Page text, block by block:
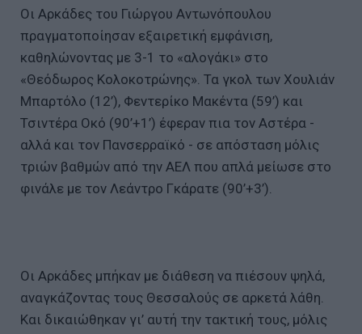
Οι Αρκάδες του Γιώργου Αντωνόπουλου
πραγματοποίησαν εξαιρετική εμφάνιση,
καθηλώνοντας με 3-1 το «αλογάκι» στο
«Θεόδωρος Κολοκοτρώνης». Τα γκολ των Χουλιάν
Μπαρτόλο (12’), Φεντερίκο Μακέντα (59’) και
Τσιντέρα Οκό (90’+1’) έφεραν πια τον Αστέρα -
αλλά και τον Πανσερραϊκό - σε απόσταση μόλις
τριών βαθμών από την ΑΕΛ που απλά μείωσε στο
φινάλε με τον Λεάντρο Γκάρατε (90’+3’).
Οι Αρκάδες μπήκαν με διάθεση να πιέσουν ψηλά,
αναγκάζοντας τους Θεσσαλούς σε αρκετά λάθη.
Και δικαιώθηκαν γι’ αυτή την τακτική τους, μόλις